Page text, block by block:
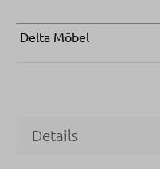
Delta Möbel
Details